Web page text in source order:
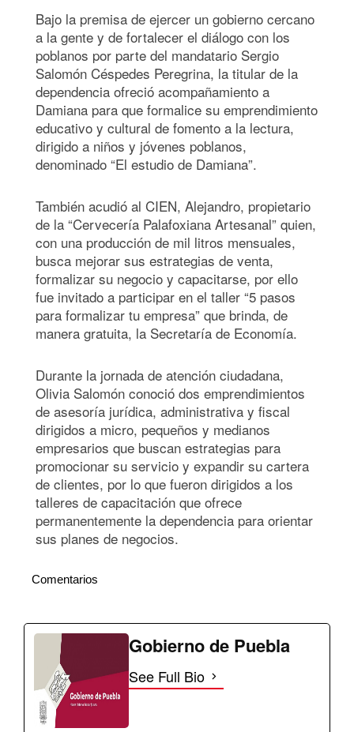
Bajo la premisa de ejercer un gobierno cercano
a la gente y de fortalecer el diálogo con los
poblanos por parte del mandatario Sergio
Salomón Céspedes Peregrina, la titular de la
dependencia ofreció acompañamiento a
Damiana para que formalice su emprendimiento
educativo y cultural de fomento a la lectura,
dirigido a niños y jóvenes poblanos,
denominado “El estudio de Damiana”.
También acudió al CIEN, Alejandro, propietario
de la “Cervecería Palafoxiana Artesanal” quien,
con una producción de mil litros mensuales,
busca mejorar sus estrategias de venta,
formalizar su negocio y capacitarse, por ello
fue invitado a participar en el taller “5 pasos
para formalizar tu empresa” que brinda, de
manera gratuita, la Secretaría de Economía.
Durante la jornada de atención ciudadana,
Olivia Salomón conoció dos emprendimientos
de asesoría jurídica, administrativa y fiscal
dirigidos a micro, pequeños y medianos
empresarios que buscan estrategias para
promocionar su servicio y expandir su cartera
de clientes, por lo que fueron dirigidos a los
talleres de capacitación que ofrece
permanentemente la dependencia para orientar
sus planes de negocios.
Comentarios
Gobierno de Puebla
See Full Bio